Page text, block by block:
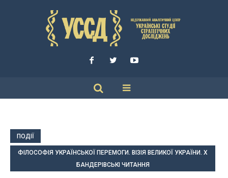
ПОДІЇ
ФІЛОСОФІЯ УКРАЇНСЬКОЇ ПЕРЕМОГИ. ВІЗІЯ ВЕЛИКОЇ УКРАЇНИ. Х
БАНДЕРІВСЬКІ ЧИТАННЯ